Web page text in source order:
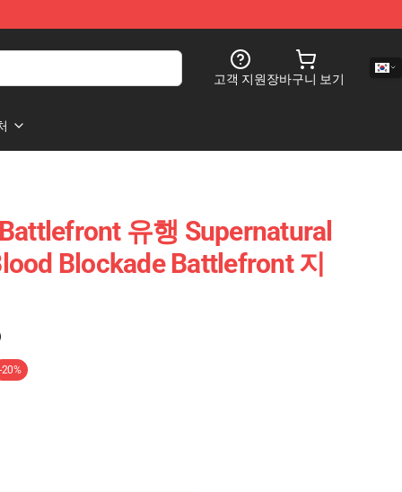
고객 지원장바구니 보기
유행 Supernatural
Blockade Battlefront 지
-20%